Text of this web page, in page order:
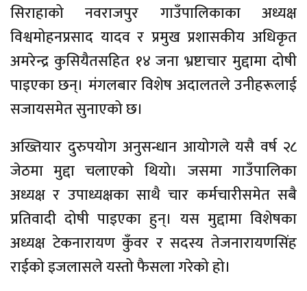
सिराहाको नवराजपुर गाउँपालिकाका अध्यक्ष
विश्वमोहनप्रसाद यादव र प्रमुख प्रशासकीय अधिकृत
अमरेन्द्र कुसियैतसहित १४ जना भ्रष्टाचार मुद्दामा दोषी
पाइएका छन्। मंगलबार विशेष अदालतले उनीहरूलाई
सजायसमेत सुनाएको छ।
अख्तियार दुरुपयोग अनुसन्धान आयोगले यसै वर्ष २८
जेठमा मुद्दा चलाएको थियो। जसमा गाउँपालिका
अध्यक्ष र उपाध्यक्षका साथै चार कर्मचारीसमेत सबै
प्रतिवादी दोषी पाइएका हुन्। यस मुद्दामा विशेषका
अध्यक्ष टेकनारायण कुँवर र सदस्य तेजनारायणसिंह
राईको इजलासले यस्तो फैसला गरेको हो।